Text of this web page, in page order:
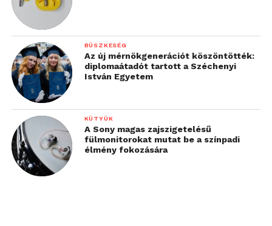
BÜSZKESÉG
Az új mérnökgenerációt köszöntötték:
diplomaátadót tartott a Széchenyi
István Egyetem
KÜTYÜK
A Sony magas zajszigetelésű
fülmonitorokat mutat be a színpadi
élmény fokozására